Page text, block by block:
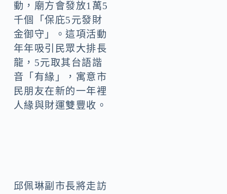
動，廟方會發放1萬5
千個「保庇5元發財
金御守」。這項活動
年年吸引民眾大排長
龍，5元取其台語諧
音「有緣」，寓意市
民朋友在新的一年裡
人緣與財運雙豐收。
邱佩琳副市長將走訪